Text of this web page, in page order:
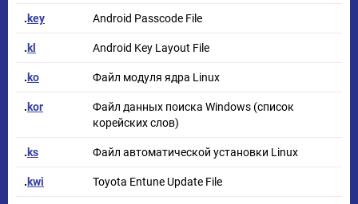
.key Android Passcode File
.kl Android Key Layout File
.ko Файл модуля ядра Linux
.kor
Файл данных поиска Windows (список
корейских слов)
.ks Файл автоматической установки Linux
.kwi Toyota Entune Update File